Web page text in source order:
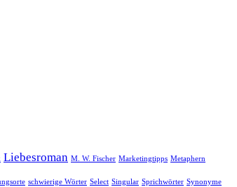
Liebesroman M. W. Fischer Marketingtipps Metaphern
schwierige Wörter Select Singular Sprichwörter Synonyme